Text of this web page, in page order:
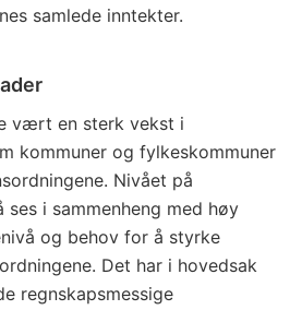
samlede inntekter.
vært en sterk vekst i
kommuner og fylkeskommuner
Nivået på
ses i sammenheng med høy
og behov for å styrke
Det har i hovedsak
regnskapsmessige